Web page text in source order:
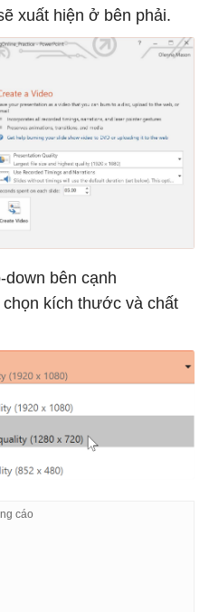
xuất hiện ở bên phải.
down bên cạnh
chọn kích thước và chất